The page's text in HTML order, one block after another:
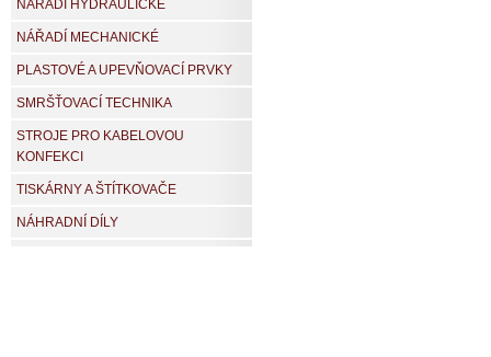
NÁŘADÍ HYDRAULICKÉ
NÁŘADÍ MECHANICKÉ
PLASTOVÉ A UPEVŇOVACÍ PRVKY
SMRŠŤOVACÍ TECHNIKA
STROJE PRO KABELOVOU
KONFEKCI
TISKÁRNY A ŠTÍTKOVAČE
NÁHRADNÍ DÍLY